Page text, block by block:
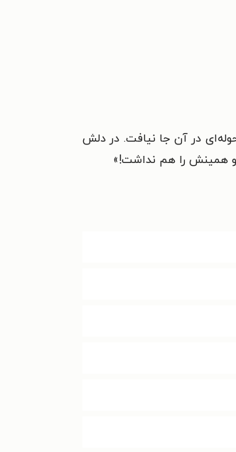
در آن جا نیافت. در دلش
و همینش را هم نداشت!»